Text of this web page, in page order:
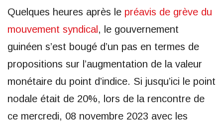
Quelques heures après le préavis de grève du
mouvement syndical , le gouvernement
guinéen s’est bougé d’un pas en termes de
propositions sur l’augmentation de la valeur
monétaire du point d’indice. Si jusqu’ici le point
nodale était de 20%, lors de la rencontre de
ce mercredi, 08 novembre 2023 avec les